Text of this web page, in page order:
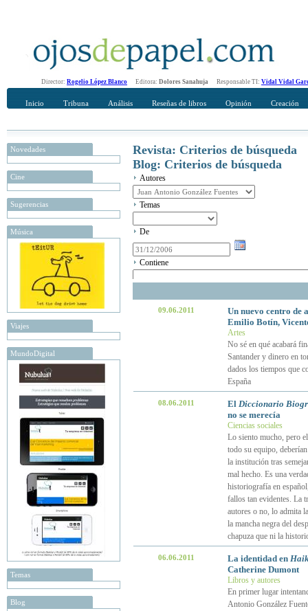
Director: Rogelio López Blanco Editora: Dolores Sanahuja Responsable TI: Vidal Vidal
Inicio Tribuna Análisis Reseñas de libros Opinión Creación
Novedades
Cine
Sugerencias
Música
Viajes
MundoDigital
Temas
Blog
Revista: Criterios de búsqueda
Blog: Criterios de búsqueda
Autores
Temas
De
Contiene
09.06.2011
Un nuevo centro de
Emilio Botín,
Artes
No sé en qué acabará
Santander y dinero en
dados los tiempos que
España
08.06.2011 El Diccionario
no se merecía
Ciencias sociales
Lo siento mucho, pero
todo su equipo,
la institución tras
mal hecho. Es una
historiografía en
fallos tan evidentes. La
autores o no, lo admita
la mancha negra del
chapuza que ni la
06.06.2011 La identidad en
Catherine Dumont
Libros y autores
En primer lugar
Antonio González